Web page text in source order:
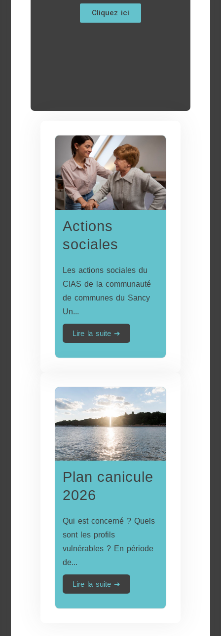
Cliquez ici
Actions
sociales
Les actions sociales du
CIAS de la communauté
de communes du Sancy
Un...
Lire la suite ➔
Plan canicule
2026
Qui est concerné ? Quels
sont les profils
vulnérables ? En période
de...
Lire la suite ➔